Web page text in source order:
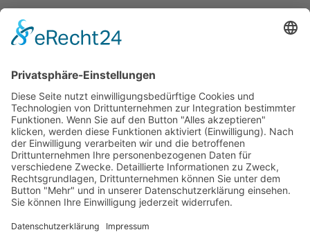
Montag - Freitag: 7.30 bis 17.30 Uhr
Samstag 8.30 bis 13.30 Uhr
nach Terminabsprache
Interessant für Sie?
Kontakt
Bonuskarte
Über uns
Stellenangebote
Beratungstermin vereinbaren